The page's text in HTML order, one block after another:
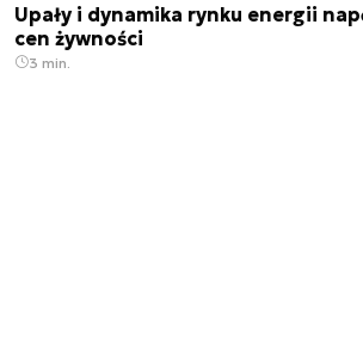
Upały i dynamika rynku energii
cen żywności
3 min.